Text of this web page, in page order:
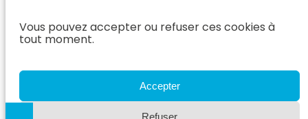
Vous pouvez accepter ou refuser ces cookies à
tout moment.
Accepter
Refuser
cas
Nous rejoindre
AzurVet
(Dentisterie &
ORL)
L’Équipe
Hospitalisation
En Savoir Plus
Neurologie
(Neurologie)